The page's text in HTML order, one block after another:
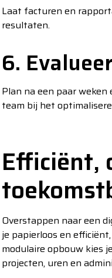
Laat facturen en
resultaten.
6.
Plan na een paar
team bij het
Efficiënt,
Overstappen naar een
je papierloos en
modulaire opbouw kies
projecten, uren en